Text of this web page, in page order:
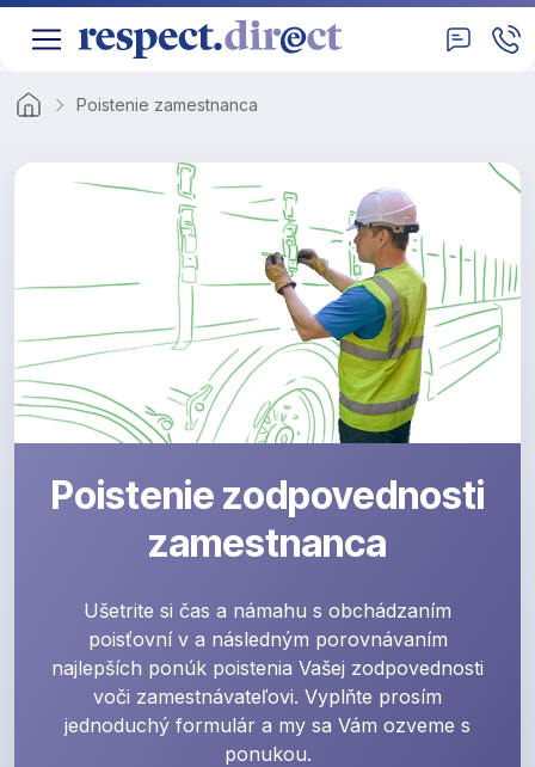
Poistenie zamestnanca
Poistenie zodpovednosti
zamestnanca
Ušetrite si čas a námahu s obchádzaním
poisťovní v a následným porovnávaním
najlepších ponúk poistenia Vašej zodpovednosti
voči zamestnávateľovi. Vyplňte prosím
jednoduchý formulár a my sa Vám ozveme s
ponukou.